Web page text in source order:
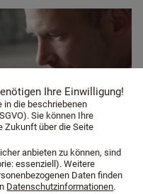
Ihre Einwilligung!
in die beschriebenen
Sie können Ihre
Zukunft über die Seite
anbieten zu können, sind
essenziell). Weitere
Daten finden
Datenschutzinformationen.